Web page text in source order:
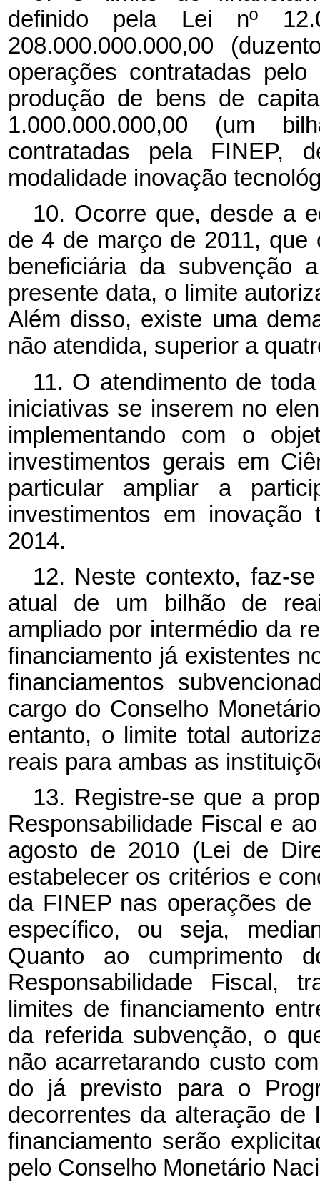
definido pela Lei nº
208.000.000.000,00
operações contratadas
produção de bens de
1.000.000.000,00 (um
contratadas pela FINEP,
modalidade inovação
10. Ocorre que, desde a
de 4 de março de 2011, que
beneficiária da subvenção
presente data, o limite
Além disso, existe uma
não atendida, superior a
11. O atendimento de
iniciativas se inserem no
implementando com o
investimentos gerais em
particular ampliar a
investimentos em
2014.
12. Neste contexto, faz-
atual de um bilhão de
ampliado por intermédio da
financiamento já existentes
financiamentos
cargo do Conselho
entanto, o limite total
reais para ambas as
13. Registre-se que a
Responsabilidade Fiscal e
agosto de 2010 (Lei de
estabelecer os critérios e
da FINEP nas operações
específico, ou seja,
Quanto ao
Responsabilidade Fiscal,
limites de financiamento
da referida subvenção, o
não acarretarando custo
do já previsto para o
decorrentes da alteração
financiamento serão
pelo Conselho Monetário